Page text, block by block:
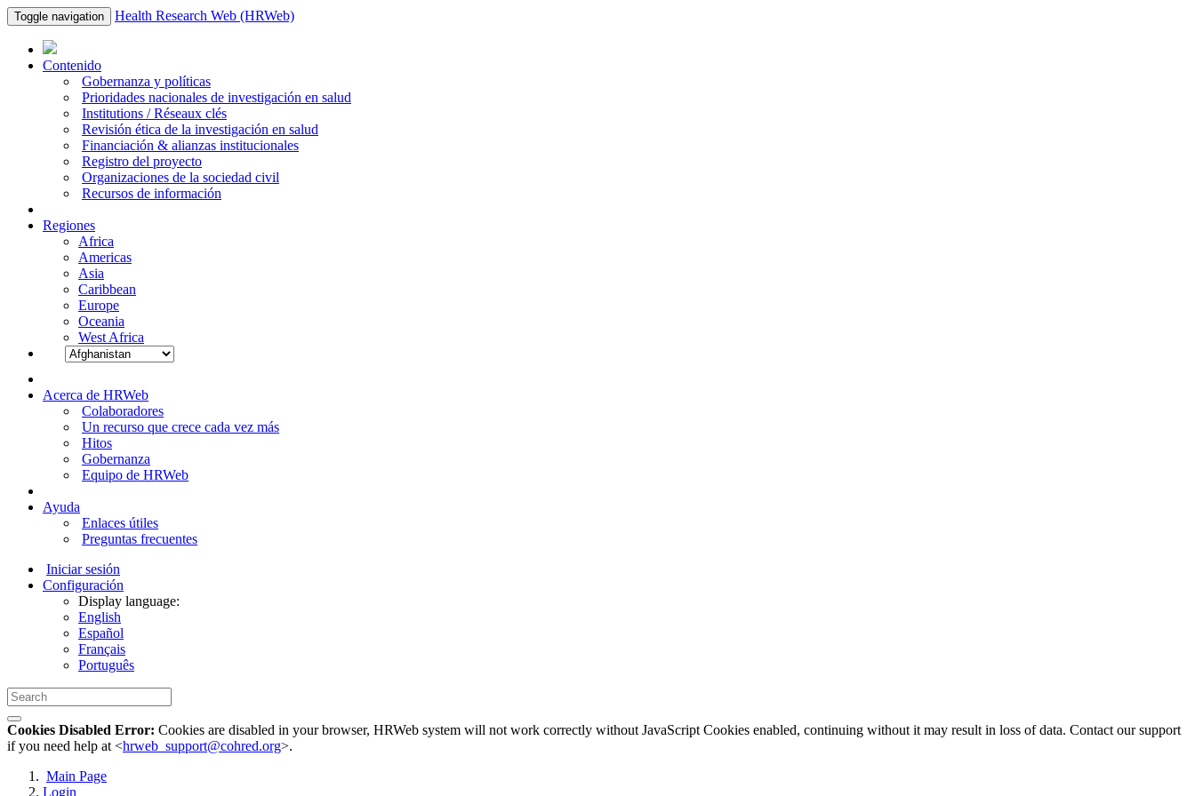
Toggle navigation Health Research Web (HRWeb)
Contenido
Gobernanza y políticas
Prioridades nacionales de investigación en salud
Institutions / Réseaux clés
Revisión ética de la investigación en salud
Financiación & alianzas institucionales
Registro del proyecto
Organizaciones de la sociedad civil
Recursos de información
Regiones
Africa
Americas
Asia
Caribbean
Europe
Oceania
West Africa
Acerca de HRWeb
Colaboradores
Un recurso que crece cada vez más
Hitos
Gobernanza
Equipo de HRWeb
Ayuda
Enlaces útiles
Preguntas frecuentes
Iniciar sesión
Configuración
Display language:
English
Español
Français
Português
Cookies Disabled Error: Cookies are disabled in your browser, HRWeb system will not work correctly without JavaScript Cookies enabled, continuing without it may result in loss of data. Contact our support
if you need help at <hrweb_support@cohred.org>.
Main Page
Login